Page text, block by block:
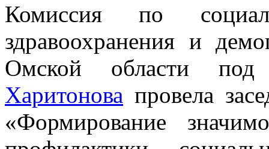
Комиссия по
здравоохранения и
Омской области под
Харитонова провела
«Формирование